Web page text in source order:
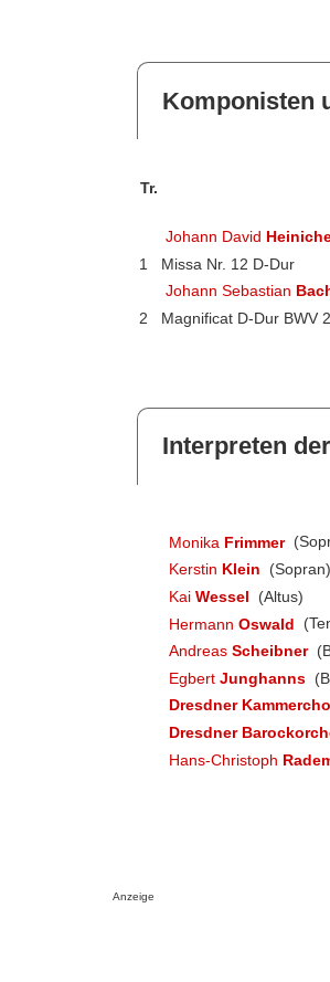
Komponisten
Tr.
Johann David
1
Missa Nr. 12 D-Dur
Johann Sebastian
2
Magnificat D-Dur BWV
Interpreten
Monika Frimmer
Kerstin Klein
(Sopran)
Kai Wessel
(Altus)
Hermann Oswald
Andreas Scheibner
Egbert Junghanns
Dresdner
Dresdner
Hans-Christoph
Anzeige